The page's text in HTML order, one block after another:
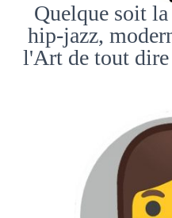
Quelque soit la
hip-jazz,
l'Art de tout